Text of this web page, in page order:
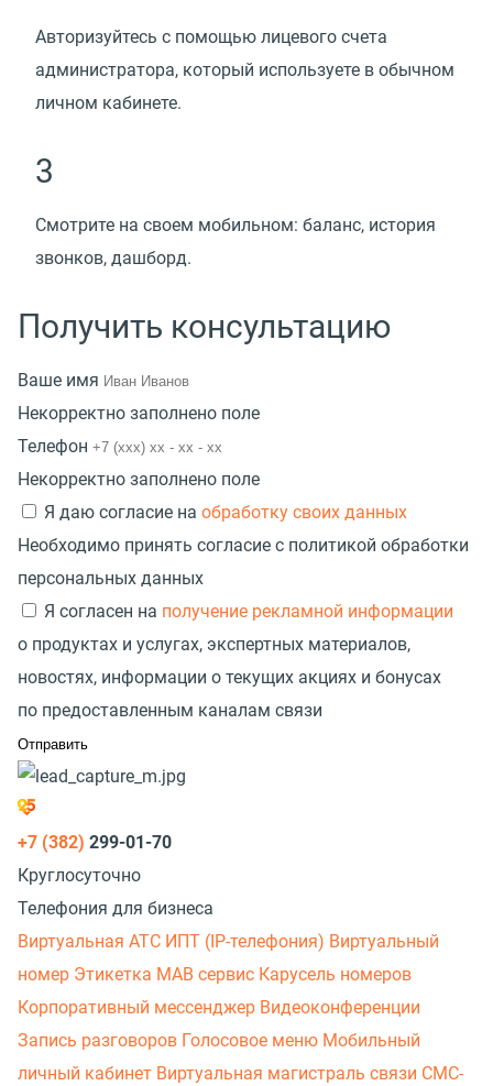
Авторизуйтесь с помощью лицевого счета
администратора, который используете в обычном
личном кабинете.
3
Смотрите на своем мобильном: баланс, история
звонков, дашборд.
Получить консультацию
Ваше имя
Некорректно заполнено поле
Телефон
Некорректно заполнено поле
Я даю согласие на обработку своих данных
Необходимо принять согласие с политикой обработки
персональных данных
Я согласен на получение рекламной информации
о продуктах и услугах, экспертных материалов,
новостях, информации о текущих акциях и бонусах
по предоставленным каналам связи
+7 (382) 299-01-70
Круглосуточно
Телефония для бизнеса
Виртуальная АТС ИПТ (IP-телефония) Виртуальный
номер Этикетка МАВ сервис Карусель номеров
Корпоративный мессенджер Видеоконференции
Запись разговоров Голосовое меню Мобильный
личный кабинет Виртуальная магистраль связи СМС-